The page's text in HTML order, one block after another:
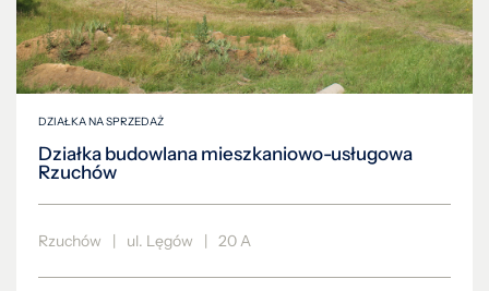
DZIAŁKA NA SPRZEDAŻ
Działka budowlana mieszkaniowo-usługowa
Rzuchów
Rzuchów | ul. Lęgów | 20 A